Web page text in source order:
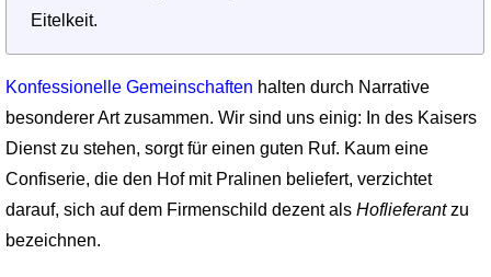
Eitelkeit.
Konfessionelle Gemeinschaften halten durch Narrative
besonderer Art zusammen. Wir sind uns einig: In des Kaisers
Dienst zu stehen, sorgt für einen guten Ruf. Kaum eine
Confiserie, die den Hof mit Pralinen beliefert, verzichtet
darauf, sich auf dem Firmenschild dezent als Hoflieferantzu
bezeichnen.